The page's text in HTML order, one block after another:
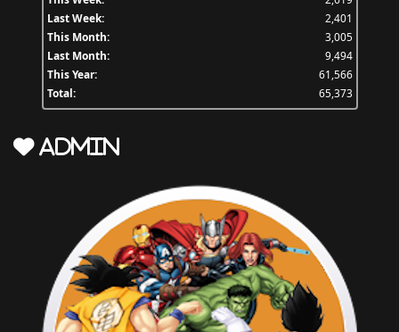
Last Week:
2,401
This Month:
3,005
Last Month:
9,494
This Year:
61,566
Total:
65,373
Admin